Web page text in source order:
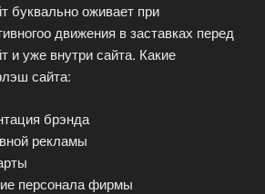
буквально оживает при
движения в заставках перед
и уже внутри сайта. Какие
сайта:
брэнда
рекламы
персонала фирмы